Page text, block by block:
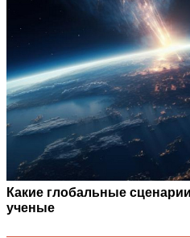
Какие глобальные
ученые